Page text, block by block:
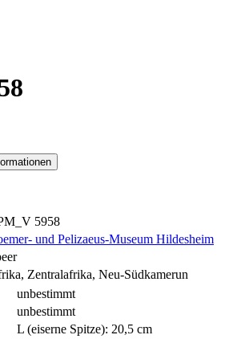
5958
und Pelizaeus-Museum Hildesheim
Zentralafrika, Neu-Südkamerun
unbestimmt
unbestimmt
L (eiserne Spitze): 20,5 cm